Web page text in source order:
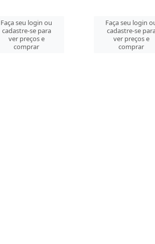
Faça seu login ou
cadastre-se para
ver preços e
comprar
Faça seu login
cadastre-se
ver preços e
comprar